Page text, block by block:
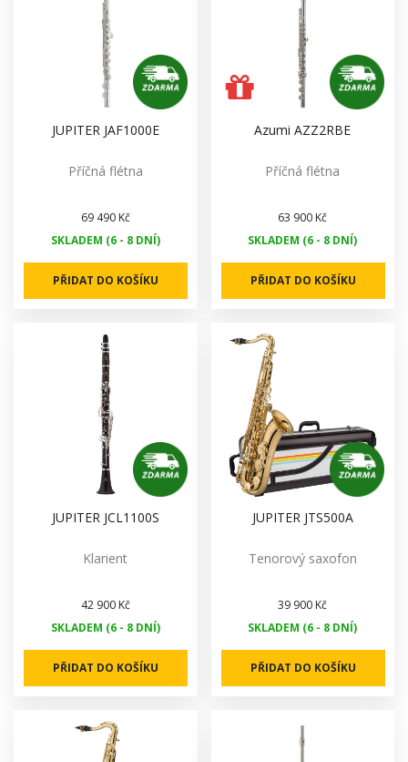
JUPITER JAF1000E
Příčná flétna
69 490 Kč
SKLADEM (6 - 8 DNÍ)
PŘIDAT DO KOŠÍKU
Azumi AZZ2RBE
Příčná flétna
63 900 Kč
SKLADEM (6 - 8 DNÍ)
PŘIDAT DO KOŠÍKU
JUPITER JCL1100S
Klarient
42 900 Kč
SKLADEM (6 - 8 DNÍ)
PŘIDAT DO KOŠÍKU
JUPITER JTS500A
Tenorový saxofon
39 900 Kč
SKLADEM (6 - 8 DNÍ)
PŘIDAT DO KOŠÍKU